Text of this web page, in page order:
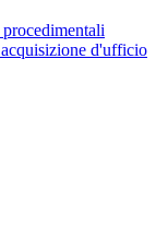
d'ufficio